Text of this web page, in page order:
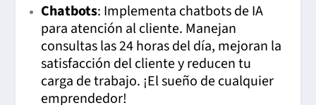
Chatbots: Implementa chatbots de IA
para atención al cliente. Manejan
consultas las 24 horas del día, mejoran la
satisfacción del cliente y reducen tu
carga de trabajo. ¡El sueño de cualquier
emprendedor!